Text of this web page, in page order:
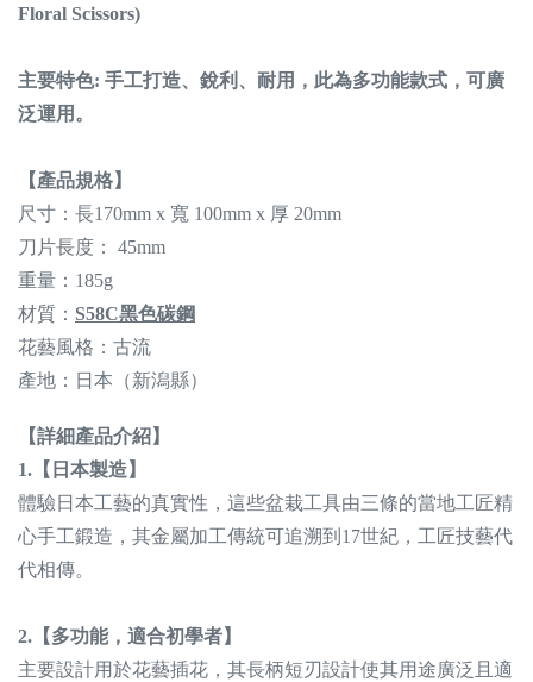
Floral Scissors)
主要特色: 手工打造、銳利、耐用，此為多功能款式，可廣
泛運用。
【產品規格】
尺寸：長170mm x 寬 100mm x 厚 20mm
刀片長度： 45mm
重量：185g
材質： S58C黑色碳鋼
花藝風格：古流
產地：日本（新潟縣）
【詳細產品介紹】
1.【日本製造】
體驗日本工藝的真實性，這些盆栽工具由三條的當地工匠精
心手工鍛造，其金屬加工傳統可追溯到17世紀，工匠技藝代
代相傳。
2.【多功能，適合初學者】
主要設計用於花藝插花，其長柄短刃設計使其用途廣泛且適